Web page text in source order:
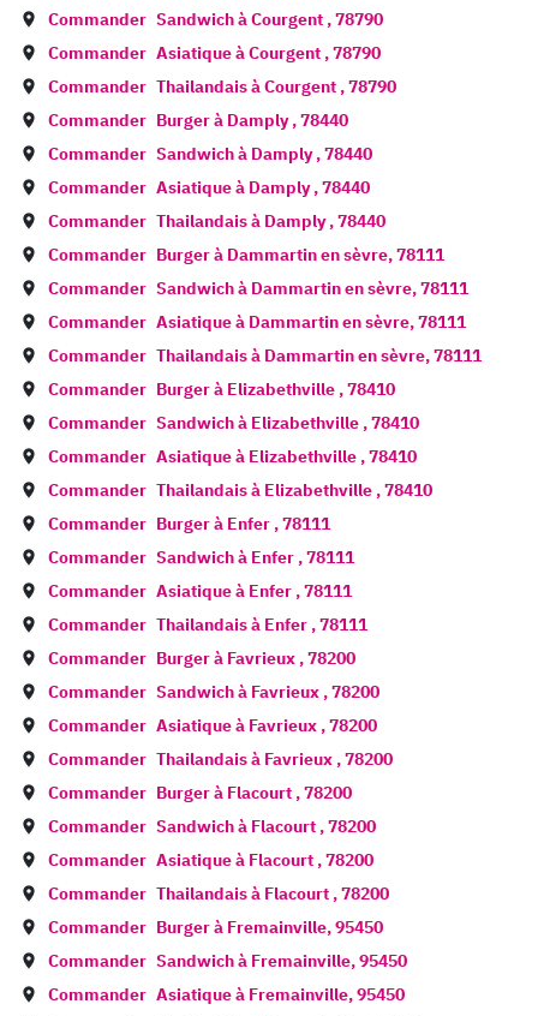
Commander Sandwich àCourgent ,78790
Commander Asiatique àCourgent ,78790
Commander Thailandais àCourgent ,78790
Commander Burger à Damply,78440
Commander Sandwich à Damply,78440
Commander Asiatique à Damply,78440
Commander Thailandais à Damply,78440
Commander Burger à Dammartin en sèvre,78111
Commander Sandwich à Dammartin en sèvre,78111
Commander Asiatique à Dammartin en sèvre,78111
Commander Thailandais à Dammartin en sèvre,78111
Commander Burger à Elizabethville ,78410
Commander Sandwich à Elizabethville ,78410
Commander Asiatique à Elizabethville ,78410
Commander Thailandais à Elizabethville ,78410
Commander Burger à Enfer ,78111
Commander Sandwich à Enfer ,78111
Commander Asiatique à Enfer ,78111
Commander Thailandais à Enfer ,78111
Commander Burger à Favrieux ,78200
Commander Sandwich à Favrieux ,78200
Commander Asiatique à Favrieux ,78200
Commander Thailandais à Favrieux ,78200
Commander Burger à Flacourt ,78200
Commander Sandwich à Flacourt ,78200
Commander Asiatique à Flacourt ,78200
Commander Thailandais à Flacourt ,78200
Commander Burger à Fremainville,95450
Commander Sandwich à Fremainville,95450
Commander Asiatique à Fremainville,95450